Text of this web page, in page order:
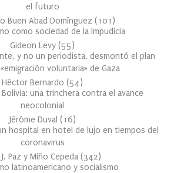
el futuro
Buen Abad Domínguez (101 )
como sociedad de la Impudicia
Gideon Levy (55)
y no un periodista, desmontó el plan
voluntaria» de Gaza
Héctor Bernardo (54)
una trinchera contra el avance
neocolonial
Jérôme Duval (16)
hospital en hotel de lujo en tiempos del
coronavirus
J. Paz y Miño Cepeda (342)
latinoamericano y socialismo